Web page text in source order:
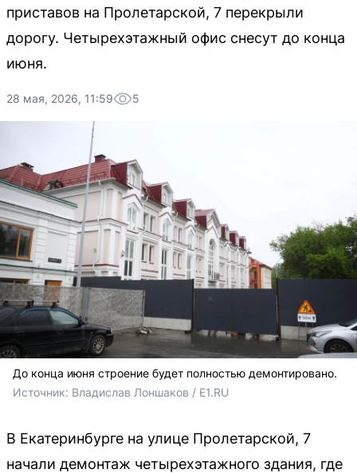
приставов на Пролетарской, 7 перекрыли
дорогу. Четырехэтажный офис снесут до конца
июня.
28 мая, 2026, 11:59 5
До конца июня строение будет полностью демонтировано.
Источник: Владислав Лоншаков / E1.RU
В Екатеринбурге на улице Пролетарской, 7
начали демонтаж четырехэтажного здания, где